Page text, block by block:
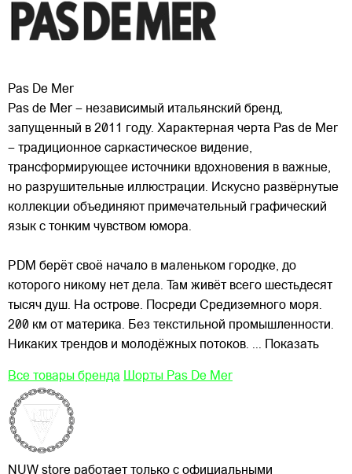
Pas De Mer
Pas de Mer – независимый итальянский бренд,
запущенный в 2011 году. Характерная черта Pas de Mer
– традиционное саркастическое видение,
трансформирующее источники вдохновения в важные,
но разрушительные иллюстрации. Искусно развёрнутые
коллекции объединяют примечательный графический
язык с тонким чувством юмора.
PDM берёт своё начало в маленьком городке, до
которого никому нет дела. Там живёт всего шестьдесят
тысяч душ. На острове. Посреди Средиземного моря.
200 км от материка. Без текстильной промышленности.
Никаких трендов и молодёжных потоков. ... Показать
Все товары бренда Шорты Pas De Mer
NUW store работает только с официальными